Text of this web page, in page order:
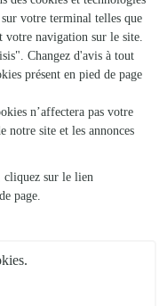
ou une plante à
site si on tarde trop à